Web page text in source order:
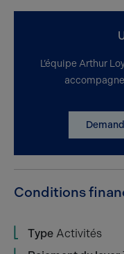
L’équipe Arthur
Conditions
Type Activités